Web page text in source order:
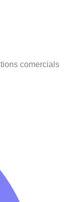
comercials